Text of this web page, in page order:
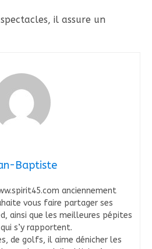
il assure un
Baptiste
anciennement
vous faire partager ses
ainsi que les meilleures pépites
s’y rapportent.
de golfs, il aime dénicher les